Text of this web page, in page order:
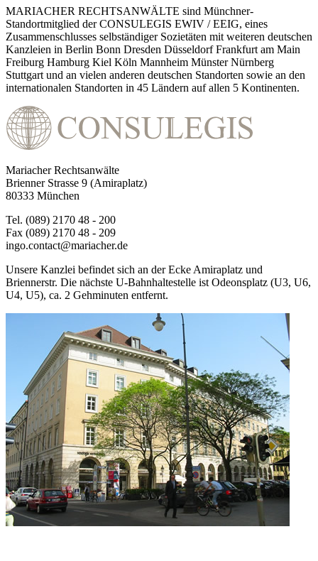
MARIACHER RECHTSANWÄLTE sind Münchner-
Standortmitglied der CONSULEGIS EWIV / EEIG, eines
Zusammenschlusses selbständiger Sozietäten mit weiteren deutschen
Kanzleien in Berlin Bonn Dresden Düsseldorf Frankfurt am Main
Freiburg Hamburg Kiel Köln Mannheim Münster Nürnberg
Stuttgart und an vielen anderen deutschen Standorten sowie an den
internationalen Standorten in 45 Ländern auf allen 5 Kontinenten.
Mariacher Rechtsanwälte
Brienner Strasse 9 (Amiraplatz)
80333 München
Tel. (089) 2170 48 - 200
Fax (089) 2170 48 - 209
ingo.contact@mariacher.de
Unsere Kanzlei befindet sich an der Ecke Amiraplatz und
Briennerstr. Die nächste U-Bahnhaltestelle ist Odeonsplatz (U3, U6,
U4, U5), ca. 2 Gehminuten entfernt.